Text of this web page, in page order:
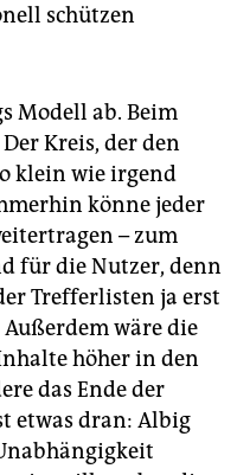
schützen
Modell ab. Beim
Kreis, der den
klein wie irgend
könne jeder
– zum
für die Nutzer, denn
Trefferlisten ja erst
wäre die
höher in den
das Ende der
etwas dran: Albig